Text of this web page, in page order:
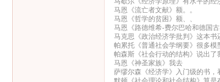
马恩《流亡者文献》额。。
马恩《哲学的贫困》额、、
马恩《路德维希-费尔巴哈和德国古
马克思《政治经济学批判》这本书
帕累托《普通社会学纲要》很多
帕森斯《社会行动的结构》说出
马恩《神圣家族》我去
萨缪尔森《经济学》入门级的书
默顿《社会理论和社会结构》算